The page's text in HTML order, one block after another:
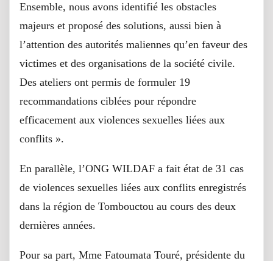
Ensemble, nous avons identifié les obstacles
majeurs et proposé des solutions, aussi bien à
l’attention des autorités maliennes qu’en faveur des
victimes et des organisations de la société civile.
Des ateliers ont permis de formuler 19
recommandations ciblées pour répondre
efficacement aux violences sexuelles liées aux
conflits ».
En parallèle, l’ONG WILDAF a fait état de 31 cas
de violences sexuelles liées aux conflits enregistrés
dans la région de Tombouctou au cours des deux
dernières années.
Pour sa part, Mme Fatoumata Touré, présidente du